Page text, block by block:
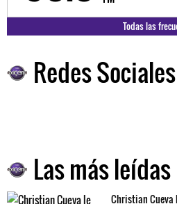
Todas las
Redes Sociales
Las más
Christian Cueva